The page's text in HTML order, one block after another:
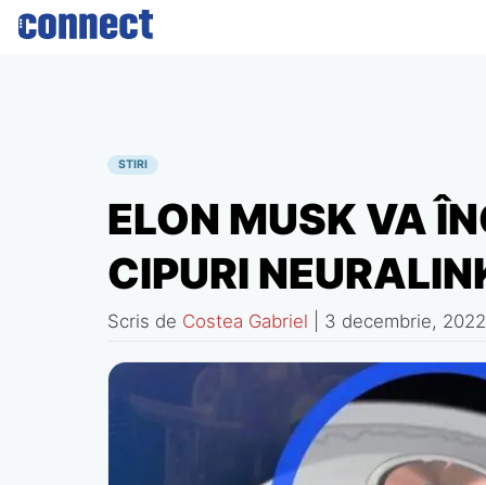
Skip
STIRI
ELON MUSK VA
CIPURI
Scris de Costea Gabriel 3 decembrie, 2022